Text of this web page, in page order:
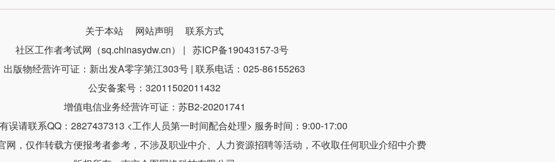
关于本站 网站声明
联系方式
社区工作者考试网（sq.chinasydw.cn） | 苏ICP备19043157-3号
出版物经营许可证：新出发A零字第江303号 | 联系电话：025-86155263
公安备案号：32011502011432
增值电信业务经营许可证：苏B2-20201741
误请联系QQ：2827437313 <工作人员第一时间配合处理> 服务时间：9:00-17:00
网，仅作转载方便报考者参考，不涉及职业中介、人力资源招聘等活动，不收取任何职业介绍中介费